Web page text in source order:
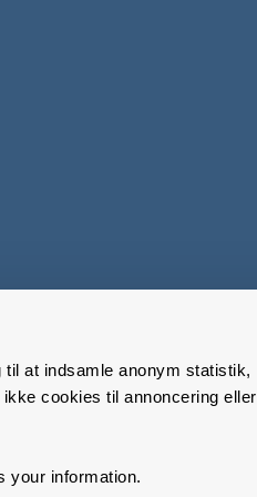
at indsamle anonym statistik,
cookies til annoncering eller
your information.